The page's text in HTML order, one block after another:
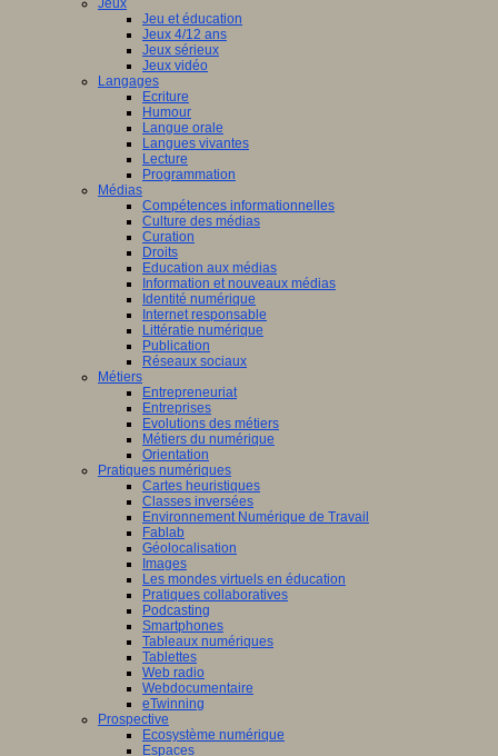
Jeux
Jeu et éducation
Jeux 4/12 ans
Jeux sérieux
Jeux vidéo
Langages
Ecriture
Humour
Langue orale
Langues vivantes
Lecture
Programmation
Médias
Compétences informationnelles
Culture des médias
Curation
Droits
Education aux médias
Information et nouveaux médias
Identité numérique
Internet responsable
Littératie numérique
Publication
Réseaux sociaux
Métiers
Entrepreneuriat
Entreprises
Evolutions des métiers
Métiers du numérique
Orientation
Pratiques numériques
Cartes heuristiques
Classes inversées
Environnement Numérique de Travail
Fablab
Géolocalisation
Images
Les mondes virtuels en éducation
Pratiques collaboratives
Podcasting
Smartphones
Tableaux numériques
Tablettes
Web radio
Webdocumentaire
eTwinning
Prospective
Ecosystème numérique
Espaces